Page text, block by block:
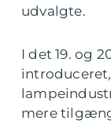
udvalgte.
I det 19. og
mere